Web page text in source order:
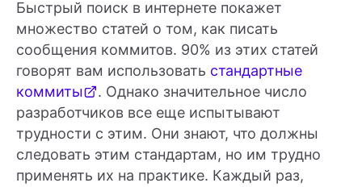
Быстрый поиск в интернете покажет
множество статей о том, как писать
сообщения коммитов. 90% из этих статей
говорят вам использовать стандартные
коммиты
. Однако значительное число
разработчиков все еще испытывают
трудности с этим. Они знают, что должны
следовать этим стандартам, но им трудно
применять их на практике. Каждый раз,